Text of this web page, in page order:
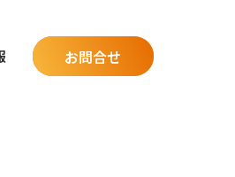
お問合せ